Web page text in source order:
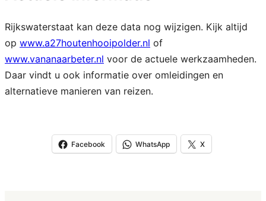
Rijkswaterstaat kan deze data nog wijzigen. Kijk altijd
op www.a27houtenhooipolder.nl of
www.vananaarbeter.nl voor de actuele werkzaamheden.
Daar vindt u ook informatie over omleidingen en
alternatieve manieren van reizen.
Facebook WhatsApp X